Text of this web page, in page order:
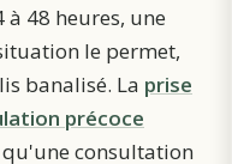
48 heures, une
le permet,
banalisé. La prise
précoce
consultation